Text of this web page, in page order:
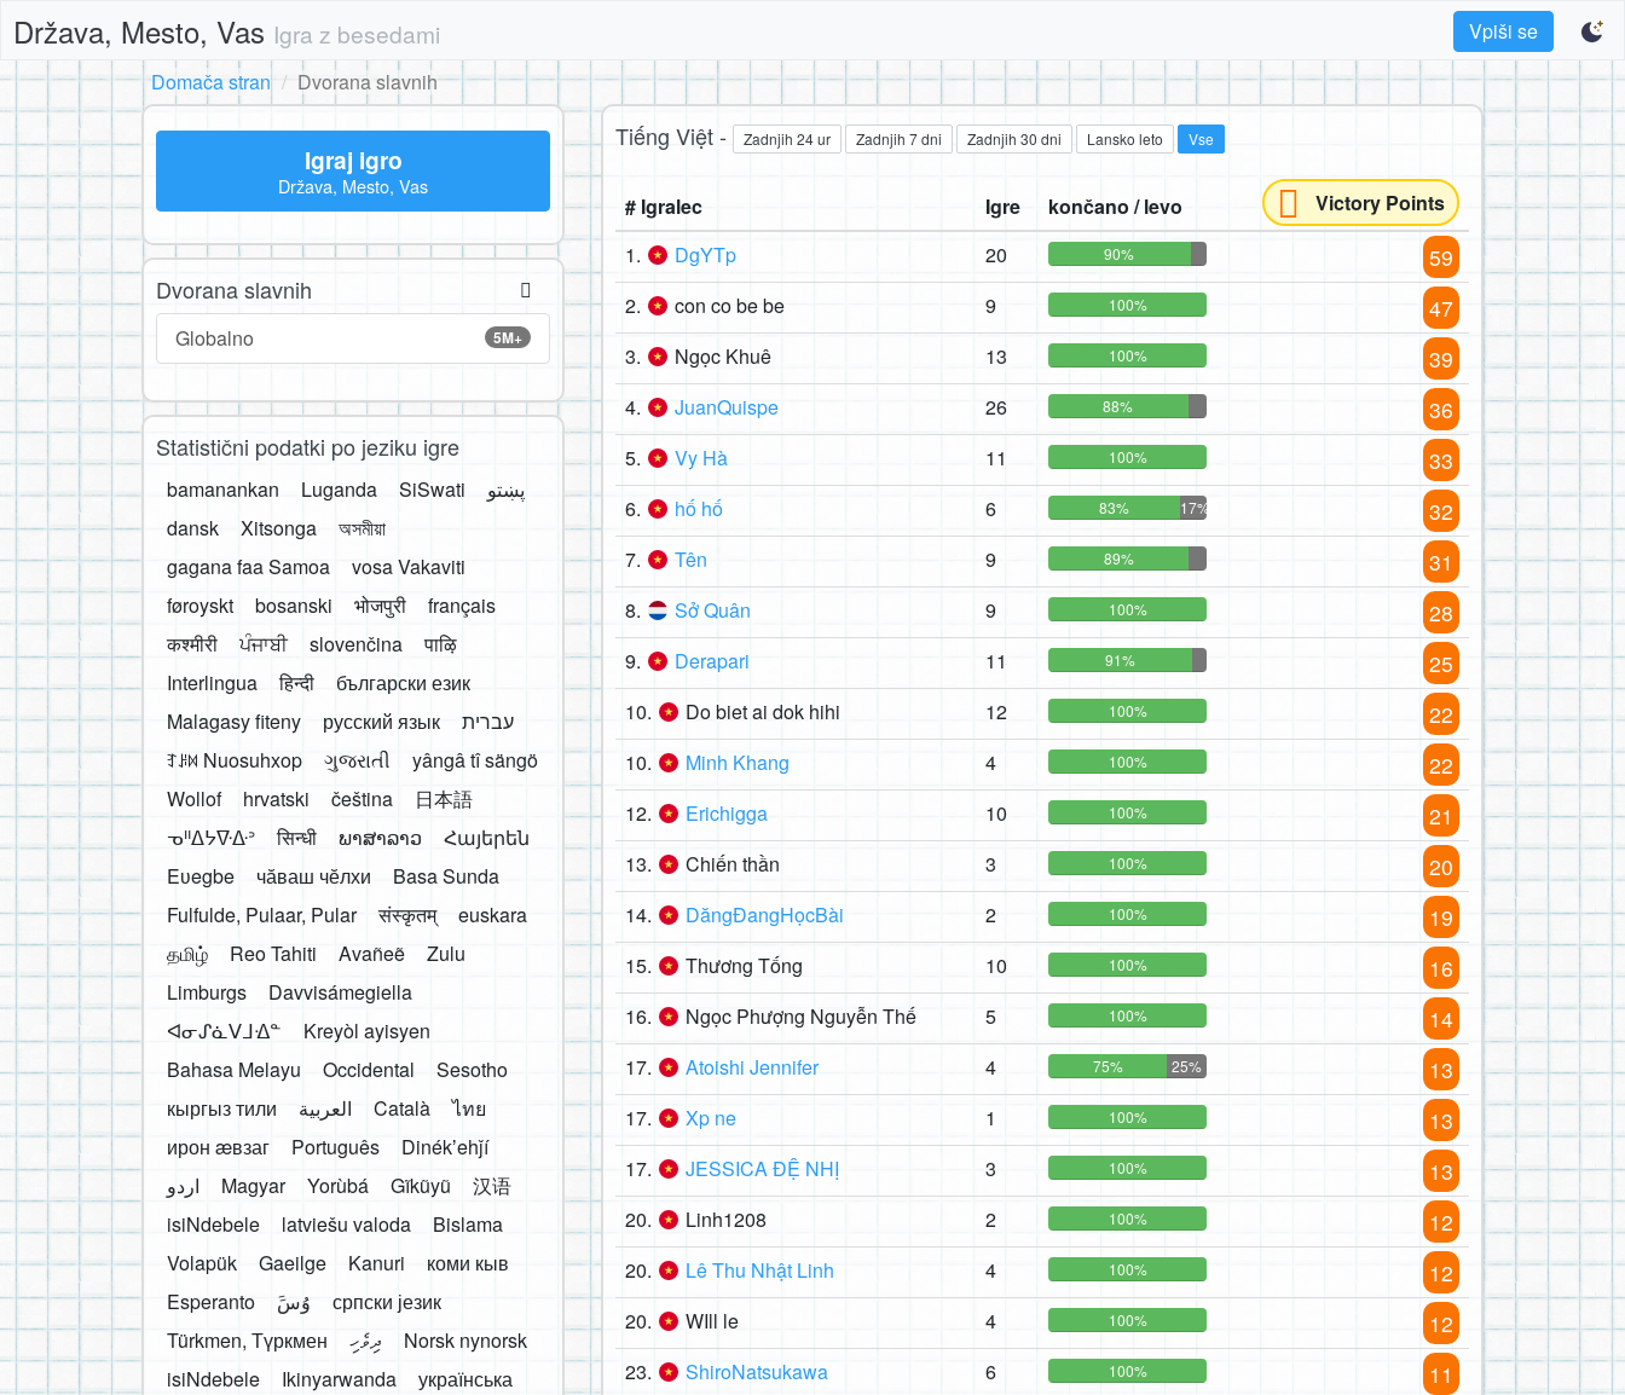
Država, Mesto, Vas Igra z besedami
Vpiši se
Domača stran
Dvorana slavnih
Tiếng Việt - Zadnjih 24 ur Zadnjih 7 dni Zadnjih 30 dni Lansko leto Vse
# Igralec Igre končano / levo
Victory Points
1.
DgYTp 20 90% 59
2. con co be be 9 100% 47
3. Ngọc Khuê 13 100% 39
4. JuanQuispe 26 88% 36
5. Vy Hà 11 100% 33
6. hố hố 6 83% 17% 32
7. Tên 9 89% 31
8. Sở Quân 9 100% 28
9. Derapari 11 91% 25
10. Do biet ai dok hihi 12 100% 22
10. Minh Khang 4 100% 22
12. Erichigga 10 100% 21
13. Chiến thần 3 100% 20
14. DăngĐangHọcBài 2 100% 19
15. Thương Tống 10 100% 16
16. Ngọc Phượng Nguyễn Thế 5 100% 14
17. Atoishi Jennifer 4 75% 25% 13
17. Xp ne 1 100% 13
17. JESSICA ĐỆ NHỊ 3 100% 13
20. Linh1208 2 100% 12
20. Lê Thu Nhật Linh 4 100% 12
20. WIll le 4 100% 12
23. ShiroNatsukawa 6 100% 11
Igraj igro
Država, Mesto, Vas
Dvorana slavnih
5M+
Globalno
Statistični podatki po jeziku igre
bamanankan Luganda SiSwati
پښتو
dansk
Xitsonga
অসমীয়া
gagana faa Samoa
vosa Vakaviti
føroyskt
bosanski भोजपुरी
français
कश्मीरी
ਪੰਜਾਬੀ slovenčina
पाऴि
Interlingua
हिन्दी
български език
Malagasy fiteny
русский язык
עברית
ꆈꌠ꒿ Nuosuhxop
ગુજરાતી
yângâ tî sängö
Wollof
hrvatski čeština
日本語
ᓀᐦᐃᔭᐍᐏᐣ
सिन्धी ພາສາລາວ
Հայերեն
Eʋegbe
чӑваш чӗлхи
Basa Sunda
Fulfulde, Pulaar, Pular
संस्कृतम्
euskara
தமிழ்
Reo Tahiti Avañeẽ
Zulu
Limburgs
Davvisámegiella
ᐊᓂᔑᓈᐯᒧᐎᓐ
Kreyòl ayisyen
Bahasa Melayu
Occidental
Sesotho
кыргыз тили
العربية Català
ไทย
ирон æвзаг
Português
Dinékʼehǰí
اردو
Magyar Yorùbá Gĩkũyũ
汉语
isiNdebele
latviešu valoda
Bislama
Volapük
Gaeilge Kanuri
коми кыв
Esperanto
َوُسَ
српски језик
Türkmen, Түркмен
ދިވެހި
Norsk nynorsk
isiNdebele
Ikinyarwanda
українська